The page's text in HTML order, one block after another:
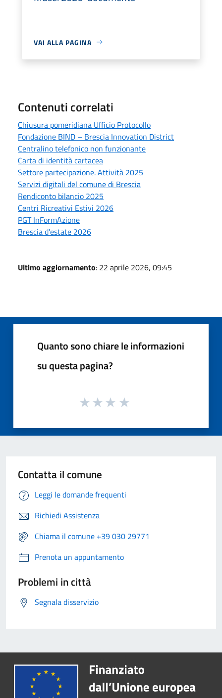
VAI ALLA PAGINA
Contenuti correlati
Chiusura pomeridiana Ufficio Protocollo
Fondazione BIND – Brescia Innovation District
Centralino telefonico non funzionante
Carta di identità cartacea
Settore partecipazione. Attività 2025
Servizi digitali del comune di Brescia
Rendiconto bilancio 2025
Centri Ricreativi Estivi 2026
PGT InFormAzione
Brescia d'estate 2026
Ultimo aggiornamento: 22 aprile 2026, 09:45
Quanto sono chiare le informazioni
su questa pagina?
Contatta il comune
Leggi le domande frequenti
Richiedi Assistenza
Chiama il comune +39 030 29771
Prenota un appuntamento
Problemi in città
Segnala disservizio